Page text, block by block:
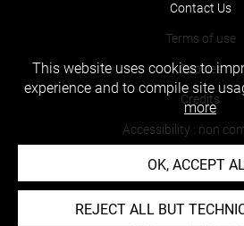
Contact Us
Terms of use
Cookies
Credits
Accessibility : non
This website uses cookies to
experience and to compile site
more
OK, ACCEPT
REJECT ALL BUT